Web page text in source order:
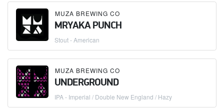
MUZA BREWING CO
MRYAKA PUNCH
Stout - American
MUZA BREWING CO
UNDERGROUND
IPA - Imperial / Double New England / Hazy